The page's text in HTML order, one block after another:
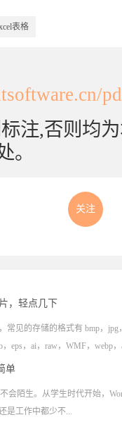
表格
注,否则均
。
关注
，轻点几下
常见的存储的格式有 bmp，jpg
eps，ai，raw，WMF，webp
单
会陌生。从学生时代开始，
是工作中都少不...